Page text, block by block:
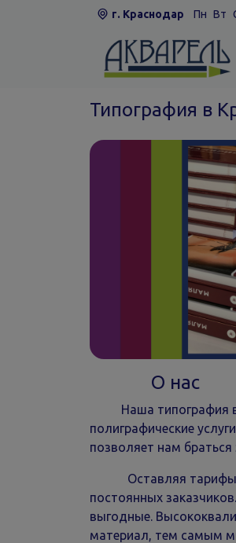
г. Краснодар Пн Вт
Типография в
О нас
Наша типография в
полиграфические
позволяет нам
Оставляя тарифы на
постоянных
выгодные.
материал, тем самым